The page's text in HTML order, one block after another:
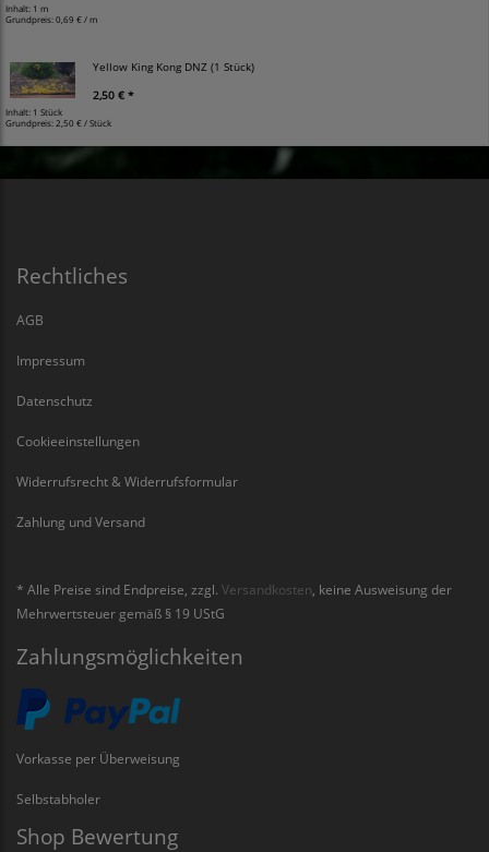
Inhalt: 1 m
Grundpreis:0,69 € / m
Yellow King Kong DNZ (1 Stück)
2,50 € *
Inhalt: 1 Stück
Grundpreis: 2,50 € / Stück
Rechtliches
AGB
Impressum
Datenschutz
Cookieeinstellungen
Widerrufsrecht & Widerrufsformular
Zahlung und Versand
* Alle Preise sind Endpreise, zzgl. Versandkosten , keine Ausweisung der
Mehrwertsteuer gemäß § 19 UStG
Zahlungsmöglichkeiten
Vorkasse per Überweisung
Selbstabholer
Shop Bewertung